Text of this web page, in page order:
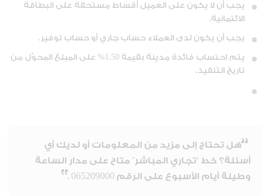
يجب أن لا يكون على العميل أقساط مستحقة على البطاقة
الائتمانية.
يجب أن يكون لدى العملاء حساب جاري أو حساب توفير.
يتم احتساب فائدة مدينة بقيمة 1.50% على المبلغ المحوّل من
تاريخ التنفيذ.
هل تحتاج إلى مزيد من المعلومات أو لديك أي
أسئلة؟ خط “تجاري المباشر” متاح على مدار الساعة
وطيلة أيام الأسبوع على الرقم 065209000
.